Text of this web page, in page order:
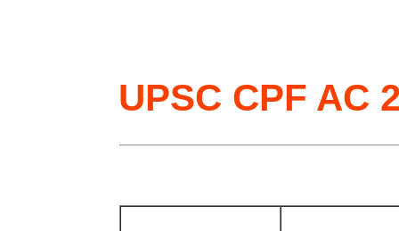
UPSC CPF AC